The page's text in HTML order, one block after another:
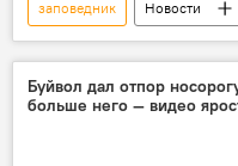
заповедник Новости
видео
Мультимедиа
слон
нападение
инструктор
Буйвол дал отпор
больше него — видео